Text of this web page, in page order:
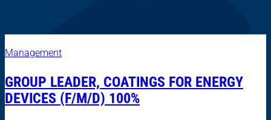
Management
GROUP LEADER, COATINGS FOR ENERGY
DEVICES (F/M/D) 100%